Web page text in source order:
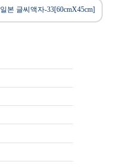
일본 글씨액자-33[60cmX45cm]